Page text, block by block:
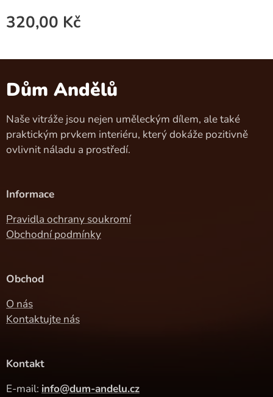
320,00 Kč
Dům Andělů
Naše vitráže jsou nejen uměleckým dílem, ale také
praktickým prvkem interiéru, který dokáže pozitivně
ovlivnit náladu a prostředí.
Informace
Pravidla ochrany soukromí
Obchodní podmínky
Obchod
O nás
Kontaktujte nás
Kontakt
E-mail: info@dum-andelu.cz